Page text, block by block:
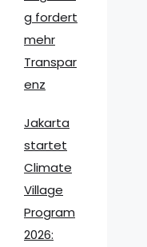
g fordert
mehr
Transpar
enz
Jakarta
startet
Climate
Village
Program
2026: